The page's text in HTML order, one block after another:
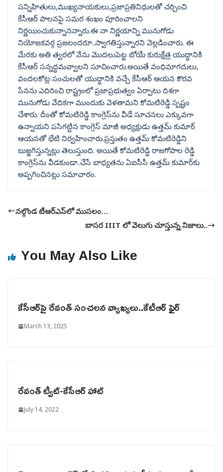
సన్నిహితులు,ముఖ్యనాయకులు,ప్రజాప్రతినిధులతో చర్చించి
కేసీఆర్ పాలనపై సమర శంఖం పూరించాలని
నిర్ణయించుకున్నానన్నారు.ఈ నా నిర్ణయాన్ని మునుగోడు
నియోజకవర్గ ప్రజలందరూ..స్వాగతిస్తున్నారని వెల్లడించారు. ఈ
మేరకు అతి త్వరలో నేను మొదలుపెట్ట బోయే కురుక్షేత్ర యుద్ధానికి
కేసీఆర్ సన్నద్ధమవ్వాలని సూచించారు.అయితే వంధిమాగదులు,
వందలకోట్ల సంచులతో యుద్ధానికి వచ్చే కేసీఆర్ ఆయన కౌరవ
సేనను ఎదిరించి రాష్ట్రంలో ప్రజాప్రభుత్వం ఏర్పాటు దిశగా
మునుగోడు వేదికగా ముందుకు వెళతామని కోమటిరెడ్డి స్పష్టం
చేశారు. దీంతో కోమటిరెడ్డి కాంగ్రెస్‌ను వీడే సూచనలు ఎక్కువగా
ఉన్నాయని పసిగట్టిన కాంగ్రెస్ మాజీ అధ్యక్షుడు ఉత్తమ్ కుమార్
ఆయనతో భేటి నిర్వహించారు.ప్రస్తుతం ఉత్తమ్ కోమటిరెడ్డిని
బుజ్జగిస్తున్నట్లు తెలుస్తుంది. అయితే కోమటిరెడ్డి రాజగోపాల రెడ్డి
కాంగ్రెస్‌ను వీడకుండా..చేసే బాధ్యతను ఏఐసీసీ ఉత్తమ్ కుమార్‌కు
అప్పగించినట్లు సమాచారం.
నల్గొండ టీఆర్ఎస్‌లో ముసలం…
బాసర IIIT లో వెలుగు చూస్తున్న నిజాలు..
You May Also Like
కేసీఆర్‌పై రేవంత్ సంచలన వ్యాఖ్యలు..కేటీఆర్ ఫైర్
March 13, 2025
రేవంత్ ట్వీట్-కేసీఆర్ హాట్
July 14, 2022